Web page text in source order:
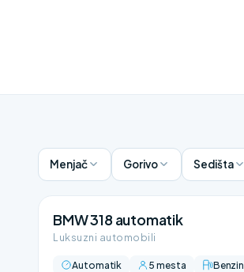
Menjač Gorivo Sedišta
BMW 318 automatik
Luksuzni automobili
Automatik 5 mesta
Benzin